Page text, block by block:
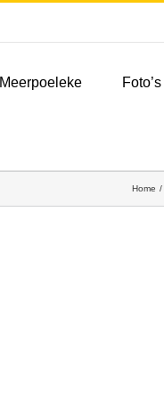
Meerpoeleke Foto’s
Home